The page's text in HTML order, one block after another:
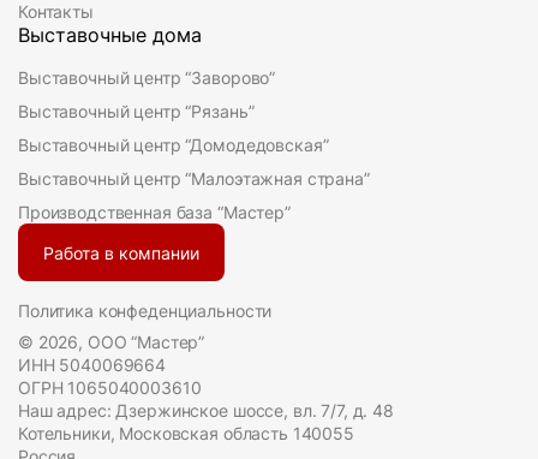
Контакты
Выставочные дома
Выставочный центр “Заворово”
Выставочный центр “Рязань”
Выставочный центр “Домодедовская”
Выставочный центр “Малоэтажная страна”
Производственная база “Мастер”
Работа в компании
Политика конфеденциальности
© 2026, ООО “Мастер”
ИНН 5040069664
ОГРН 1065040003610
Наш адрес: Дзержинское шоссе, вл. 7/7, д. 48
Котельники, Московская область 140055